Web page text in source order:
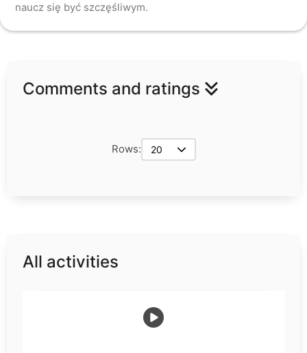
Comments and ratings
Rows: 20
All activities